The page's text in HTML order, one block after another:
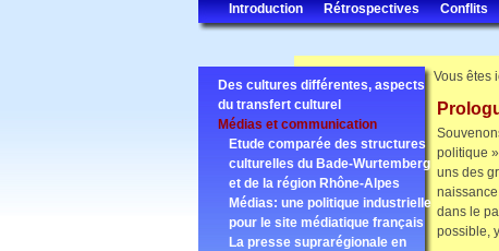
Introduction Rétrospectives Conflits
Des cultures différentes, aspects
du transfert culturel
Médias et communication
Etude comparée des structures
culturelles du Bade-Wurtemberg
et de la région Rhône-Alpes
Médias: une politique industrielle
pour le site médiatique français
La presse suprarégionale en
Vous êtes
politique
uns des
dans le
possible,